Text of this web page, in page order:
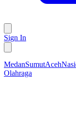
Sign In
MedanSumutAceh
Olahraga